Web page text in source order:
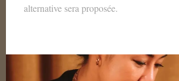
alternative sera proposée.